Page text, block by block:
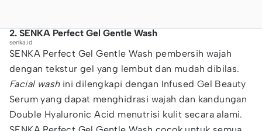
2. SENKA Perfect Gel Gentle Wash
senka.id
SENKA Perfect Gel Gentle Wash pembersih wajah
dengan tekstur gel yang lembut dan mudah dibilas.
Facial washini dilengkapi dengan Infused Gel Beauty
Serum yang dapat menghidrasi wajah dan kandungan
Double Hyaluronic Acid menutrisi kulit secara alami.